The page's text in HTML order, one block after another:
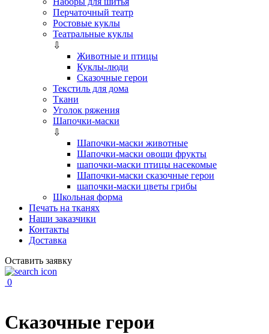
Перчаточный театр
Ростовые куклы
Театральные куклы
⇩
Животные и птицы
Куклы-люди
Сказочные герои
Текстиль для дома
Ткани
Уголок ряжения
Шапочки-маски
⇩
Шапочки-маски животные
Шапочки-маски овощи фрукты
шапочки-маски птицы насекомые
Шапочки-маски сказочные герои
шапочки-маски цветы грибы
Школьная форма
Печать на тканях
Наши заказчики
Контакты
Доставка
Оставить заявку
0
Сказочные герои